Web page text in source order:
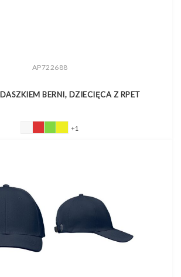
AP722688
BERNI, DZIECIĘCA Z RPET
+1